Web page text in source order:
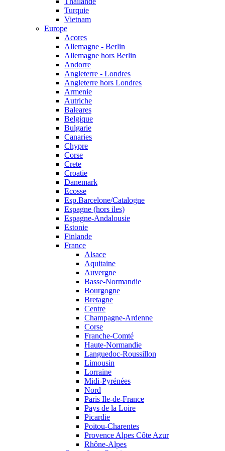
Turquie
Vietnam
Europe
Acores
Allemagne - Berlin
Allemagne hors Berlin
Andorre
Angleterre - Londres
Angleterre hors Londres
Armenie
Autriche
Baleares
Belgique
Bulgarie
Canaries
Chypre
Corse
Crete
Croatie
Danemark
Ecosse
Esp.Barcelone/Catalogne
Espagne (hors iles)
Espagne-Andalousie
Estonie
Finlande
France
Alsace
Aquitaine
Auvergne
Basse-Normandie
Bourgogne
Bretagne
Centre
Champagne-Ardenne
Corse
Franche-Comté
Haute-Normandie
Languedoc-Roussillon
Limousin
Lorraine
Midi-Pyrénées
Nord
Paris Ile-de-France
Pays de la Loire
Picardie
Poitou-Charentes
Provence Alpes Côte Azur
Rhône-Alpes